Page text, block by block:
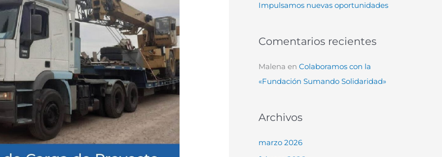
Impulsamos nuevas oportunidades
Comentarios recientes
Malena en Colaboramos con la
«Fundación Sumando Solidaridad»
Archivos
marzo 2026